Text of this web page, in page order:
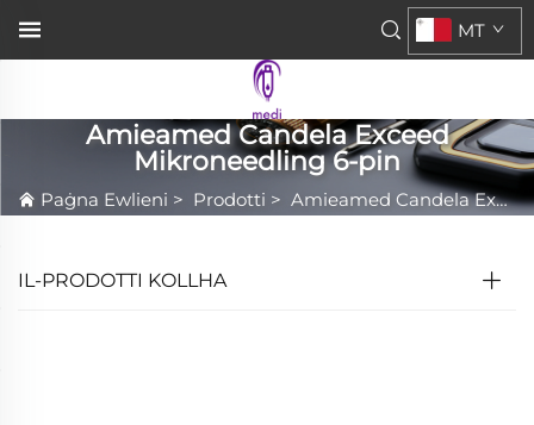
MT
Amieamed Candela Exceed
Mikroneedling 6-pin
Paġna Ewlieni > Prodotti > Amieamed Candela Exceed Mikroneedling 6-pin
IL-PRODOTTI KOLLHA